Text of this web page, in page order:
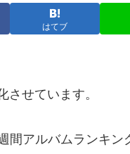
はてブ
せています。
間アルバムランキン